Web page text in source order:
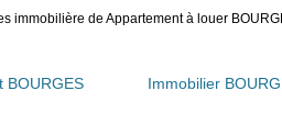
immobilière de Appartement à louer
BOURGES Immobilier